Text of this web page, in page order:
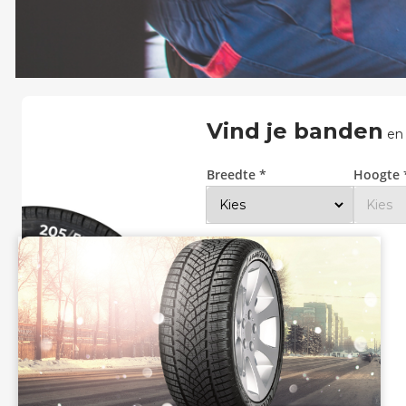
Vind je banden
Breedte * Hoogte